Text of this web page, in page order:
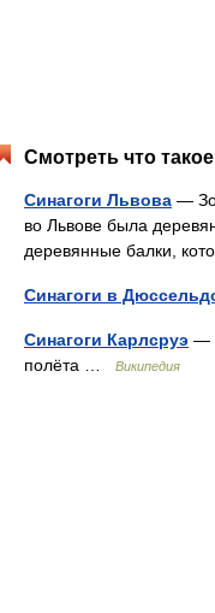
Смотреть что
Синагоги Львова —
во Львове была
деревянные балки,
Синагоги в
Синагоги Карлсруэ —
полёта …
Википедия